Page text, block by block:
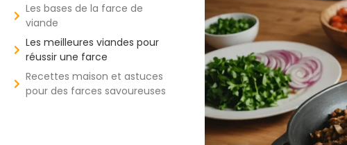
Les bases de la farce de
viande
Les meilleures viandes pour
réussir une farce
Recettes maison et astuces
pour des farces savoureuses